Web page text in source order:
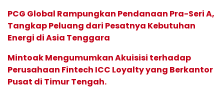
PCG Global Rampungkan Pendanaan Pra-Seri A,
Tangkap Peluang dari Pesatnya Kebutuhan
Energi di Asia Tenggara
Mintoak Mengumumkan Akuisisi terhadap
Perusahaan Fintech ICC Loyalty yang Berkantor
Pusat di Timur Tengah.